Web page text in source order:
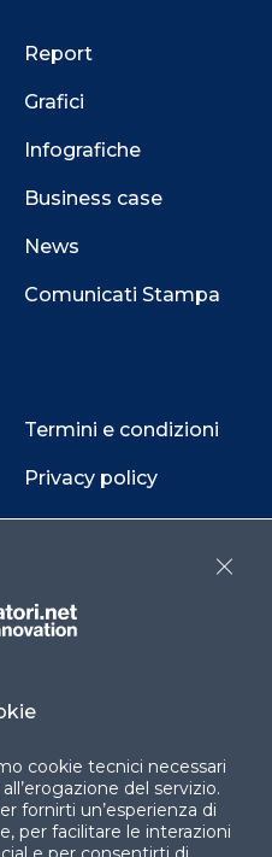
Report
Grafici
Infografiche
Business case
News
Comunicati Stampa
Termini e condizioni
Privacy policy
Cookie policy
Dichiarazione di
Cookie Center
cookie tecnici necessari
del servizio.
fornirti un’esperienza di
per facilitare le interazioni